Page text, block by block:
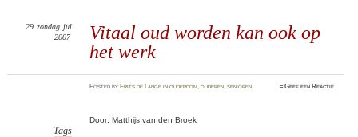
Vitaal oud worden kan ook op
het werk
29 zondag jul
2007
PostedbyFrits de Lange inouderdom ,ouderen ,senioren ≈Geef een Reactie
Tags
Door: Matthijs van den Broek